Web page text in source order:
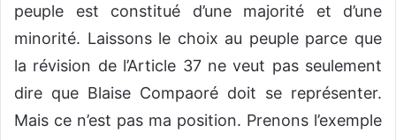
peuple est constitué d’une majorité et d’une
minorité. Laissons le choix au peuple parce que
la révision de l’Article 37 ne veut pas seulement
dire que Blaise Compaoré doit se représenter.
Mais ce n’est pas ma position. Prenons l’exemple